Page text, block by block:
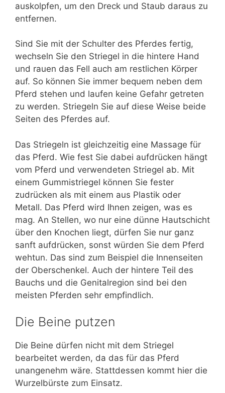
auskolpfen, um den Dreck und Staub daraus zu
entfernen.
Sind Sie mit der Schulter des Pferdes fertig,
wechseln Sie den Striegel in die hintere Hand
und rauen das Fell auch am restlichen Körper
auf. So können Sie immer bequem neben dem
Pferd stehen und laufen keine Gefahr getreten
zu werden. Striegeln Sie auf diese Weise beide
Seiten des Pferdes auf.
Das Striegeln ist gleichzeitig eine Massage für
das Pferd. Wie fest Sie dabei aufdrücken hängt
vom Pferd und verwendeten Striegel ab. Mit
einem Gummistriegel können Sie fester
zudrücken als mit einem aus Plastik oder
Metall. Das Pferd wird Ihnen zeigen, was es
mag. An Stellen, wo nur eine dünne Hautschicht
über den Knochen liegt, dürfen Sie nur ganz
sanft aufdrücken, sonst würden Sie dem Pferd
wehtun. Das sind zum Beispiel die Innenseiten
der Oberschenkel. Auch der hintere Teil des
Bauchs und die Genitalregion sind bei den
meisten Pferden sehr empfindlich.
Die Beine putzen
Die Beine dürfen nicht mit dem Striegel
bearbeitet werden, da das für das Pferd
unangenehm wäre. Stattdessen kommt hier die
Wurzelbürste zum Einsatz.